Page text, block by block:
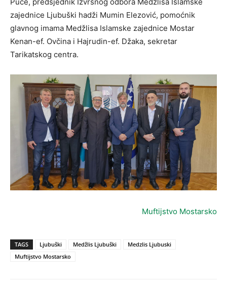
zajednice Ljubuški hadži Mumin Elezović, pomoćnik
glavnog imama Medžlisa Islamske zajednice Mostar
Kenan-ef. Ovčina i Hajrudin-ef. Džaka, sekretar
Tarikatskog centra.
Muftijstvo Mostarsko
TAGS Ljubuški Medžlis Ljubuški
Medzlis Ljubuski
Muftijstvo Mostarsko